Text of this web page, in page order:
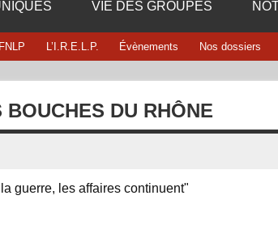
VIE DES GROUPES
L’I.R.E.L.P. Évènements Nos dossiers
DU RHÔNE